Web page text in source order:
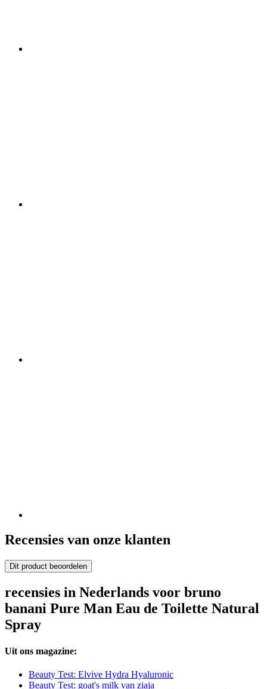
Recensies van onze klanten
Dit product beoordelen
recensies in Nederlands voor bruno
banani Pure Man Eau de Toilette Natural
Spray
Uit ons magazine:
Beauty Test: Elvive Hydra Hyaluronic
Beauty Test: goat's milk van ziaja